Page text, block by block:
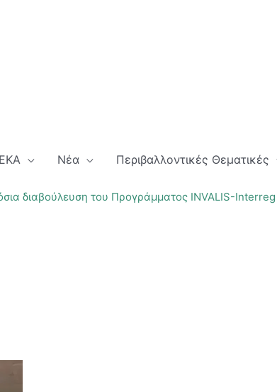
Νέα Περιβαλλοντικές Θεματικές
διαβούλευση του Προγράμματος INVALIS-